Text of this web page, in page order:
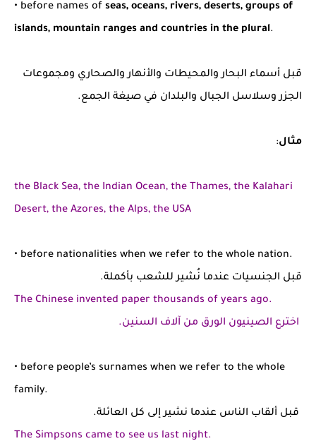
• before names of seas, oceans, rivers, deserts, groups of
islands, mountain ranges and countries in the plural.
قبل أسماء البحار والمحيطات والأنهار والصحاري ومجموعات
الجزر وسلاسل الجبال والبلدان في صيغة الجمع.
مثال:
the Black Sea, the Indian Ocean, the Thames, the Kalahari
Desert, the Azores, the Alps, the USA
• before nationalities when we refer to the whole nation.
قبل الجنسيات عندما نُشير للشعب بأكملة.
The Chinese invented paper thousands of years ago.
اخترع الصينيون الورق من آلاف السنين.
• before people’s surnames when we refer to the whole
family.
قبل ألقاب الناس عندما نشير إلى كل العائلة.
The Simpsons came to see us last night.